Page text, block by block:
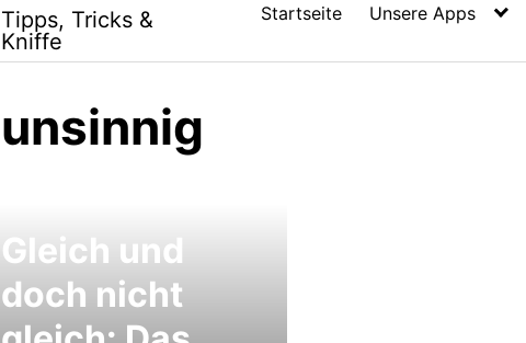
Tipps, Tricks &
Kniffe
Startseite Unsere Apps
unsinnig
Gleich und
doch nicht